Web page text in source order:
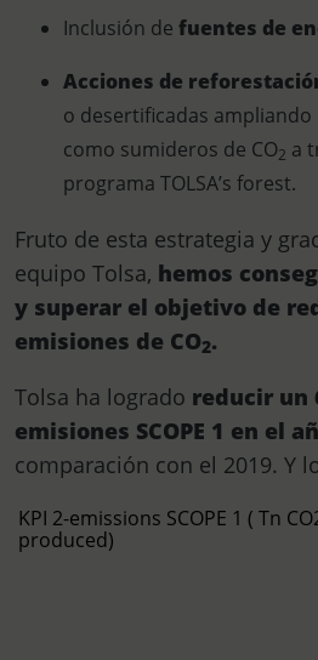
Inclusión de fuentes de
Acciones de
o desertificadas
como sumideros de CO2 a
programa TOLSA’s forest.
Fruto de esta estrategia y
equipo Tolsa, hemos
y superar el objetivo de
emisiones de CO2.
Tolsa ha logrado reducir un
emisiones SCOPE 1 en el
comparación con el 2019. Y
KPI 2-emissions SCOPE 1 ( Tn
produced)